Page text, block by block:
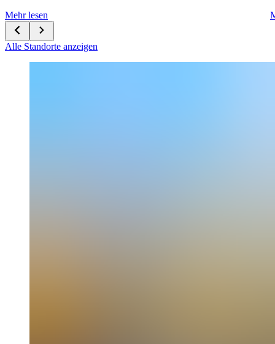
Mehr lesen
Alle Standorte anzeigen